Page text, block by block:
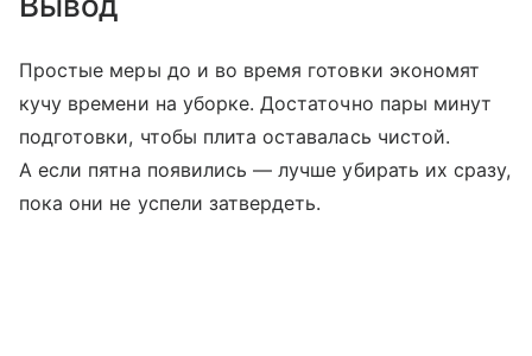
Простые меры до и во время готовки экономят
кучу времени на уборке. Достаточно пары минут
подготовки, чтобы плита оставалась чистой.
А если пятна появились — лучше убирать их сразу,
пока они не успели затвердеть.